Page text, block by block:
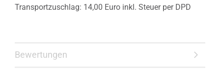
Transportzuschlag: 14,00 Euro inkl. Steuer per DPD
Bewertungen